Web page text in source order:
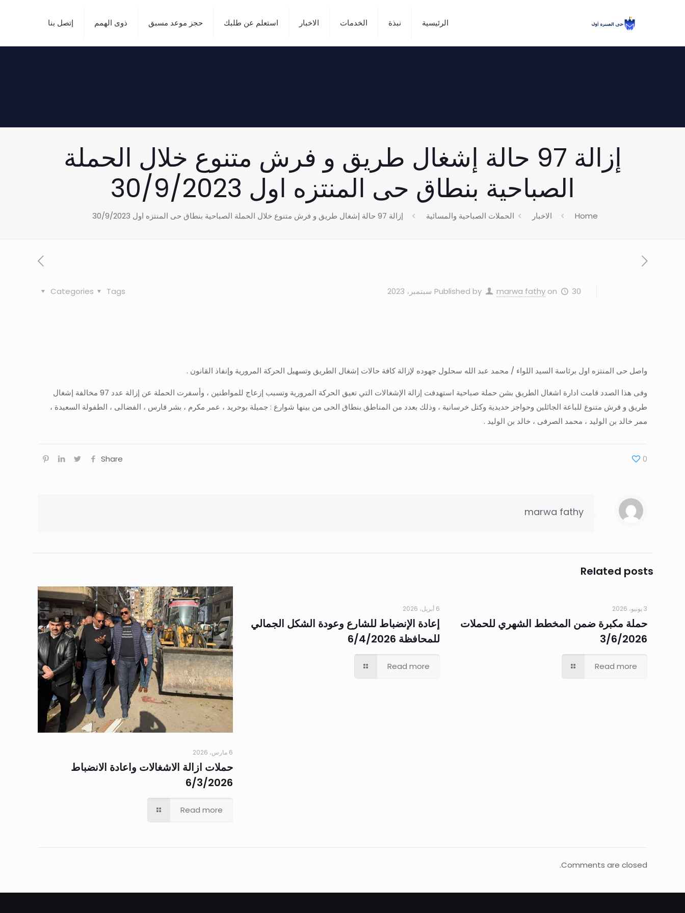
الرئيسية نبذة الخدمات الاخبار استعلم عن طلبك حجز موعد مسبق ذوى الهمم إتصل بنا
إزالة 97 حالة إشغال طريق و فرش متنوع خلال الحملة
الصباحية بنطاق حى المنتزه اول 30/9/2023
Home الاخبار الحملات الصباحية والمسائية إزالة 97 حالة إشغال طريق و فرش متنوع خلال الحملة الصباحية بنطاق حى المنتزه اول 30/9/2023
Published by marwa fathy on 30 سبتمبر، 2023 Categories Tags
واصل حى المنتزه اول برئاسة السيد اللواء / محمد عبد الله سحلول جهوده لإزالة كافة حالات إشغال الطريق وتسهيل الحركة المرورية وإنفاذ القانون .
وفى هذا الصدد قامت ادارة اشغال الطريق بشن حملة صباحية استهدفت إزالة الإشغالات التي تعيق الحركة المرورية وتسبب إزعاج للمواطنين ، وأسفرت الحملة عن إزالة عدد 97 مخالفة إشغال
طريق و فرش متنوع للباعة الجائلين وحواجز حديدية وكتل خرسانية ، وذلك بعدد من المناطق بنطاق الحى من بينها شوارع : جميلة بوحريد ، عمر مكرم ، بشر فارس ، الفضالى ، الطفولة السعيدة ،
ممر خالد بن الوليد ، محمد الصرفى ، خالد بن الوليد .
Share 0
marwa fathy
Related posts
3 يونيو، 2026
حملة مكبرة ضمن المخطط الشهري للحملات
3/6/2026
Read more
6 أبريل، 2026
إعادة الإنضباط للشارع وعودة الشكل الجمالي
للمحافظة 6/4/2026
Read more
6 مارس، 2026
حملات ازالة الاشغالات واعادة الانضباط
6/3/2026
Read more
Comments are closed.